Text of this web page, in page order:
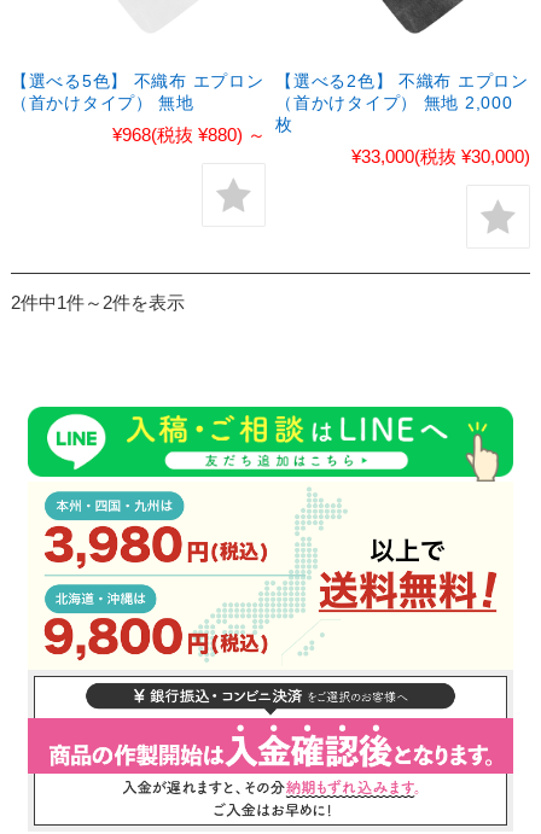
【選べる5色】 不織布 エプロン
（首かけタイプ） 無地
¥968(税抜 ¥880) ～
【選べる2色】 不織布 エプロン
（首かけタイプ） 無地 2,000
枚
¥33,000(税抜 ¥30,000)
2件中1件～2件を表示